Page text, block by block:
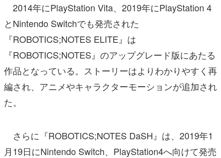
2014年にPlayStation Vita、2019年にPlayStation 4
とNintendo Switchでも発売された
『ROBOTICS;NOTES ELITE』は
『ROBOTICS;NOTES』のアップグレード版にあたる
作品となっている。ストーリーはよりわかりやすく再
編され、アニメやキャラクターモーションが追加され
た。
さらに『ROBOTICS;NOTES DaSH』は、2019年1
月19日にNintendo Switch、PlayStation4へ向けて発売